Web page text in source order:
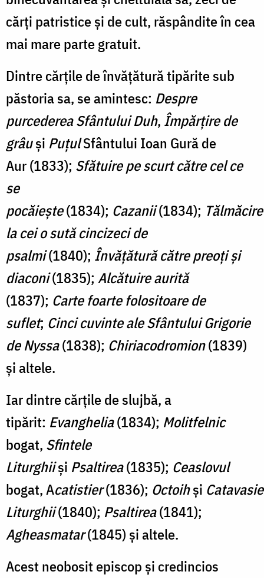
cărţi patristice şi de cult, răspândite în cea
mai mare parte gratuit.
Dintre cărţile de învăţătură tipărite sub
păstoria sa, se amintesc: Despre
purcederea Sfântului Duh, Împărţire de
grâuşi PuţulSfântului Ioan Gură de
Aur (1833); Sfătuire pe scurt către cel ce
se
pocăieşte(1834); Cazanii(1834); Tălmăcire
la cei o sută cincizeci de
psalmi(1840); Învăţătură către preoţi şi
diaconi(1835); Alcătuire aurită
(1837); Carte foarte folositoare de
suflet; Cinci cuvinte ale Sfântului Grigorie
de Nyssa(1838); Chiriacodromion(1839)
şi altele.
Iar dintre cărţile de slujbă, a
tipărit: Evanghelia(1834); Molitfelnic
bogat, Sfintele
Liturghiişi Psaltirea(1835); Ceaslovul
bogat, Acatistier(1836); Octoihşi
Liturghii(1840); Psaltirea(1841);
Agheasmatar(1845) şi altele.
Acest neobosit episcop şi credincios